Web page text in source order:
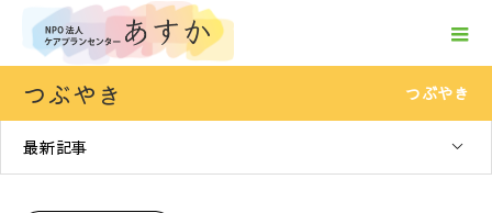
つぶやき つぶやき
最新記事